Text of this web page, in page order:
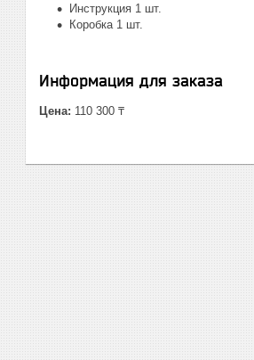
Инструкция 1 шт.
Коробка 1 шт.
Информация для заказа
Цена: 110 300 ₸